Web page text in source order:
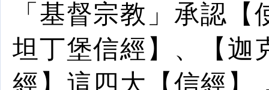
「基督宗教」承認
坦丁堡信經】、【迦
經】這四大【信經】